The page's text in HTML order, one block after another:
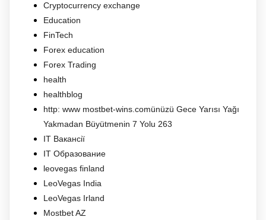
Cryptocurrency exchange
Education
FinTech
Forex education
Forex Trading
health
healthblog
http: www mostbet-wins.comünüzü Gece Yarısı Yağı
Yakmadan Büyütmenin 7 Yolu 263
IT Вакансії
IT Образование
leovegas finland
LeoVegas India
LeoVegas Irland
Mostbet AZ